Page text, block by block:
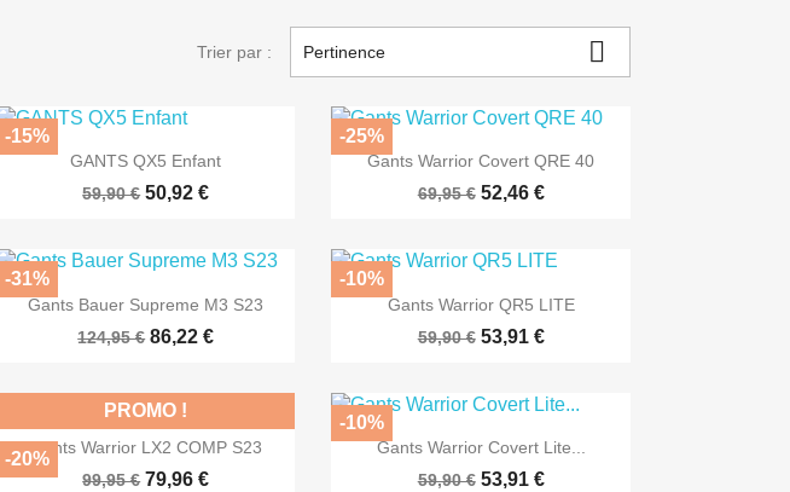
Trier par : Pertinence 
 Aperçu rapide
GANTS QX5 Enfant
59,90 € 50,92 €
-15%
 Aperçu rapide
Gants Warrior Covert QRE 40
69,95 € 52,46 €
-25%
 Aperçu rapide
Gants Bauer Supreme M3 S23
124,95 € 86,22 €
-31%
 Aperçu rapide
Gants Warrior QR5 LITE
59,90 € 53,91 €
-10%
 Aperçu rapide
Gants Warrior LX2 COMP S23
99,95 € 79,96 €
PROMO !
-20%  Aperçu rapide
Gants Warrior Covert Lite...
59,90 € 53,91 €
-10%